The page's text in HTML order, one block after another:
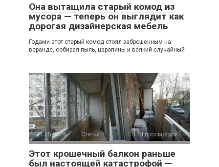
Она вытащила старый комод из
мусора — теперь он выглядит как
дорогая дизайнерская мебель
Годами этот старый комод стоял заброшенным на
веранде, собирая пыль, царапины и всякий случайный
27.05.2026 Статьи 114 просмотров
Этот крошечный балкон раньше
был настоящей катастрофой —